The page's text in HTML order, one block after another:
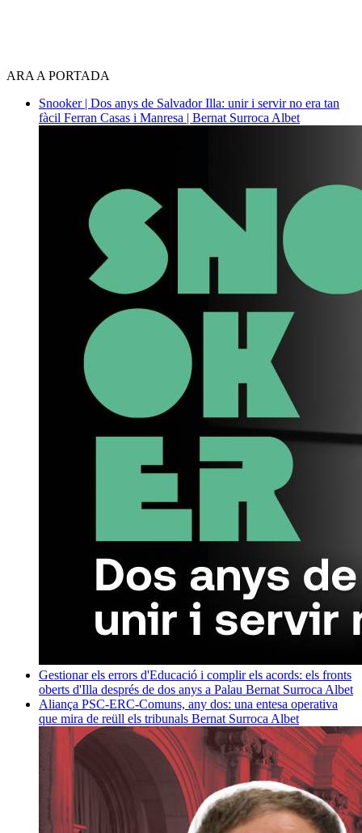
ARA A PORTADA
Snooker | Dos anys de Salvador Illa: unir i servir no era tan
fàcil Ferran Casas i Manresa | Bernat Surroca Albet
Gestionar els errors d'Educació i complir els acords: els fronts
oberts d'Illa després de dos anys a Palau Bernat Surroca Albet
Aliança PSC-ERC-Comuns, any dos: una entesa operativa
que mira de reüll els tribunals Bernat Surroca Albet